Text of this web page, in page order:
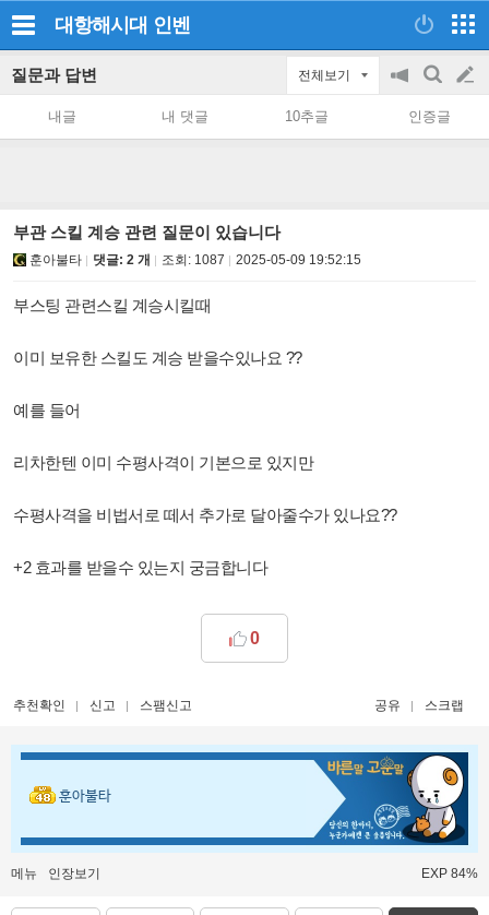
대항해시대 인벤
질문과 답변 전체보기
공
on/off
검
색
글
쓰
내글 내 댓글 10추글 인증글
부관 스킬 계승 관련 질문이 있습니다
훈아불타 댓글: 2 개 조회: 1087 2025-05-09 19:52:15
부스팅 관련스킬 계승시킬때
이미 보유한 스킬도 계승 받을수있나요 ??
예를 들어
리차한텐 이미 수평사격이 기본으로 있지만
수평사격을 비법서로 떼서 추가로 달아줄수가 있나요??
+2 효과를 받을수 있는지 궁금합니다
0
추천확인 신고 스팸신고 공유 스크랩
훈아불타
메뉴 인장보기 EXP 84%